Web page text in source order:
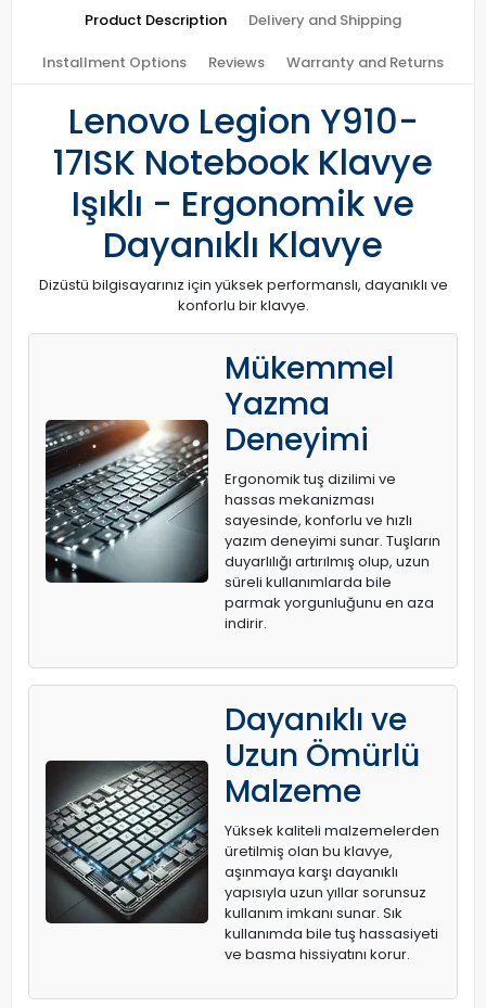
Product Description Delivery and Shipping
Installment Options Reviews Warranty and Returns
Lenovo Legion Y910-
17ISK Notebook Klavye
Işıklı - Ergonomik ve
Dayanıklı Klavye
Dizüstü bilgisayarınız için yüksek performanslı, dayanıklı ve
konforlu bir klavye.
Mükemmel
Yazma
Deneyimi
Ergonomik tuş dizilimi ve
hassas mekanizması
sayesinde, konforlu ve hızlı
yazım deneyimi sunar. Tuşların
duyarlılığı artırılmış olup, uzun
süreli kullanımlarda bile
parmak yorgunluğunu en aza
indirir.
Dayanıklı ve
Uzun Ömürlü
Malzeme
Yüksek kaliteli malzemelerden
üretilmiş olan bu klavye,
aşınmaya karşı dayanıklı
yapısıyla uzun yıllar sorunsuz
kullanım imkanı sunar. Sık
kullanımda bile tuş hassasiyeti
ve basma hissiyatını korur.